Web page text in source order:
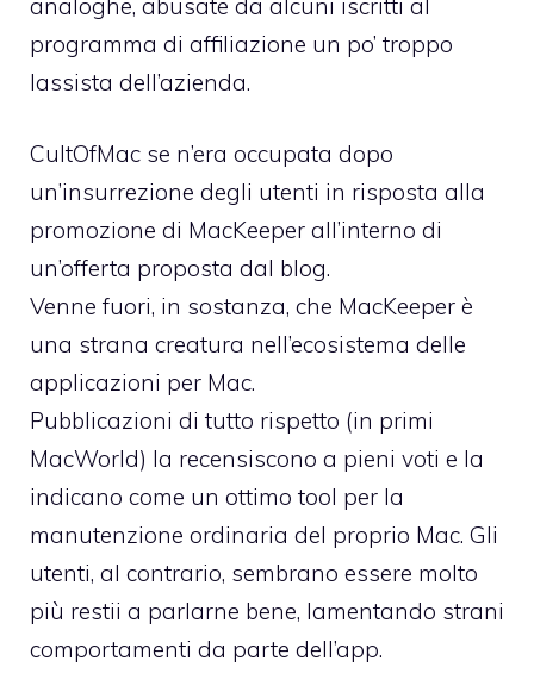
programma di affiliazione un po’ troppo
lassista dell’azienda.
CultOfMac se n’era occupata dopo
un’insurrezione degli utenti in risposta alla
promozione di MacKeeper all’interno di
un’offerta proposta dal blog.
Venne fuori, in sostanza, che MacKeeper è
una strana creatura nell’ecosistema delle
applicazioni per Mac.
Pubblicazioni di tutto rispetto (in primi
MacWorld) la recensiscono a pieni voti e la
indicano come un ottimo tool per la
manutenzione ordinaria del proprio Mac. Gli
utenti, al contrario, sembrano essere molto
più restii a parlarne bene, lamentando strani
comportamenti da parte dell’app.